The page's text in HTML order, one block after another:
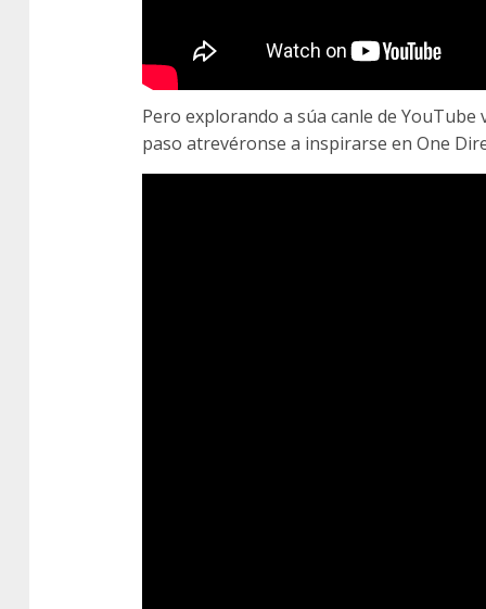
Pero explorando a súa canle de
paso atrevéronse a inspirarse en One